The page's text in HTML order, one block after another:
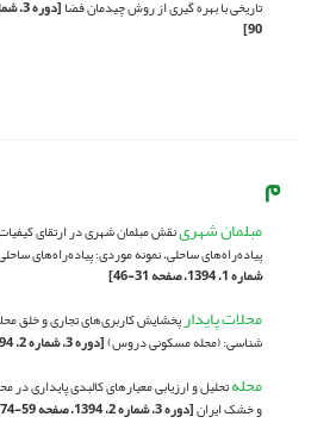
تاریخی با بهره گیری از روش چیدمان فضا
90]
م
مبلمان شهرینقش مبلمان شهری در ارتقای
پیاده‌راه‌های ساحلی، نمونه موردی: پیاده‌راه‌های
شماره 1، 1394، صفحه 31-46]
محلات پایدارپخشایش کاربری‌های تجاری و خلق
شناسی: (محله مسکونی دروس)[دوره 3، شماره 2، 1394، صفحه 23-32]
محلهتحلیل و ارزیابی معیارهای کالبدی پایداری
و خشک ایران[دوره 3، شماره 2، 1394، صفحه 59-74]